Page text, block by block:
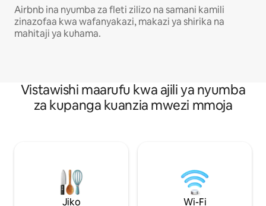
Airbnb ina nyumba za fleti zilizo na samani kamili
zinazofaa kwa wafanyakazi, makazi ya shirika na
mahitaji ya kuhama.
Vistawishi maarufu kwa ajili ya nyumba
za kupanga kuanzia mwezi mmoja
Jiko Wi-Fi